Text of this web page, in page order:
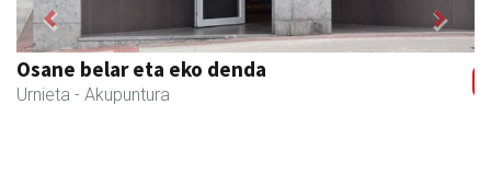
Osane belar eta eko denda
Urnieta - Akupuntura
Previous Next